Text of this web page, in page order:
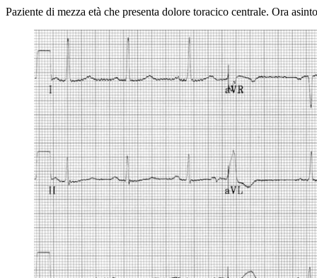
Paziente di mezza età che presenta dolore toracico centrale. Ora